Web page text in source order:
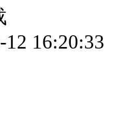
12 16:20:33